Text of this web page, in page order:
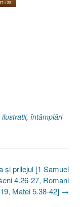
ilustratii, întâmplări
şi prilejul [1 Samuel
4.26-27, Romani
Matei 5.38-42] →